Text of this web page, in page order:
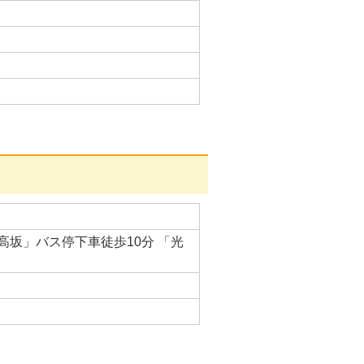
坂」バス停下車徒歩10分 「光